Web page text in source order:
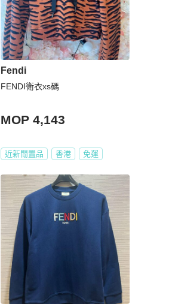
Fendi
FENDI衛衣xs碼
MOP 4,143
近新閒置品 香港 免運